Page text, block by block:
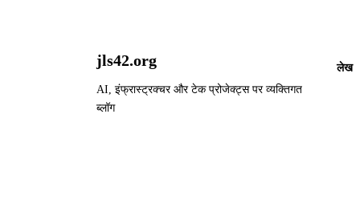
jls42.org
AI, इंफ्रास्ट्रक्चर और टेक प्रोजेक्ट्स पर व्यक्तिगत
ब्लॉग
लेख